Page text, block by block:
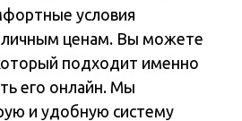
условия
ценам. Вы можете
подходит именно
его онлайн. Мы
и удобную систему